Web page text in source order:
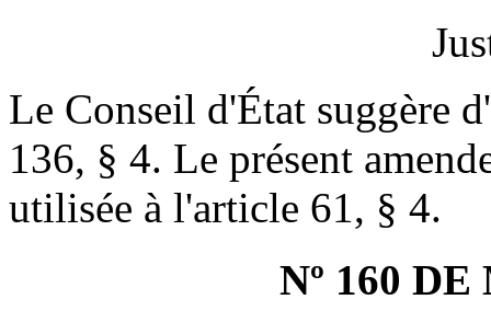
Le Conseil d'État suggère
136, § 4. Le présent
utilisée à l'article 61, § 4.
Nº 160